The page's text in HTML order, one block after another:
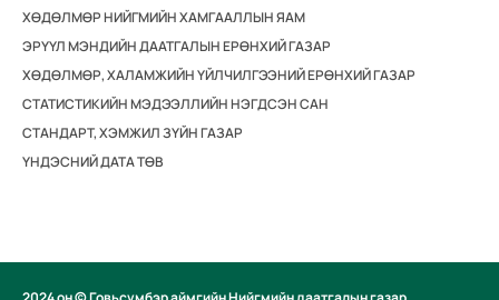
ХӨДӨЛМӨР НИЙГМИЙН ХАМГААЛЛЫН ЯАМ
ЭРҮҮЛ МЭНДИЙН ДААТГАЛЫН ЕРӨНХИЙ ГАЗАР
ХӨДӨЛМӨР, ХАЛАМЖИЙН ҮЙЛЧИЛГЭЭНИЙ ЕРӨНХИЙ ГАЗАР
СТАТИСТИКИЙН МЭДЭЭЛЛИЙН НЭГДСЭН САН
СТАНДАРТ, ХЭМЖИЛ ЗҮЙН ГАЗАР
ҮНДЭСНИЙ ДАТА ТӨВ